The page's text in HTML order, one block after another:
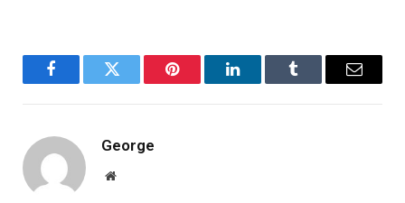
FacebookTwitter Pinterest LinkedInTumblr Email
George
Website